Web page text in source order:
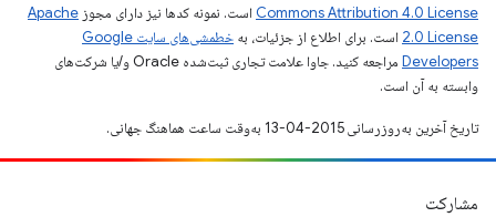
Commons Attribution 4.0 License است. نمونه کدها نیز دارای مجوز Apache
2.0 License است. برای اطلاع از جزئیات، به
خطمشی‌های سایت Google
Developers‏
مراجعه کنید. جاوا علامت تجاری ثبت‌شده Oracle و/یا شرکت‌های
وابسته به آن است.
تاریخ آخرین به‌روزرسانی 2015-04-13 به‌وقت ساعت هماهنگ جهانی.
مشارکت